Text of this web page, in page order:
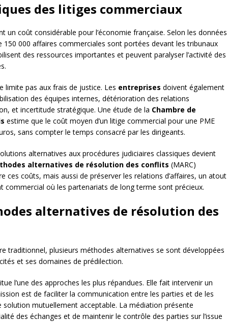
des litiges commerciaux
un coût considérable pour l’économie française. Selon les données
150 000 affaires commerciales sont portées devant les tribunaux
des ressources importantes et peuvent paralyser l’activité des
limite pas aux frais de justice. Les entreprises doivent également
des équipes internes, détérioration des relations
et incertitude stratégique. Une étude de la Chambre de
estime que le coût moyen d’un litige commercial pour une PME
sans compter le temps consacré par les dirigeants.
alternatives aux procédures judiciaires classiques devient
alternatives de résolution des conflits (MARC)
ces coûts, mais aussi de préserver les relations d’affaires, un atout
commercial où les partenariats de long terme sont précieux.
alternatives de résolution des
traditionnel, plusieurs méthodes alternatives se sont développées
et ses domaines de prédilection.
l’une des approches les plus répandues. Elle fait intervenir un
est de faciliter la communication entre les parties et de les
mutuellement acceptable. La médiation présente
des échanges et de maintenir le contrôle des parties sur l’issue